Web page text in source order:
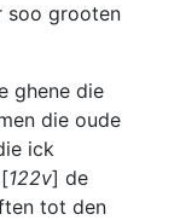
soo grooten
ghene die
die oude
ick
122v] de
tot den